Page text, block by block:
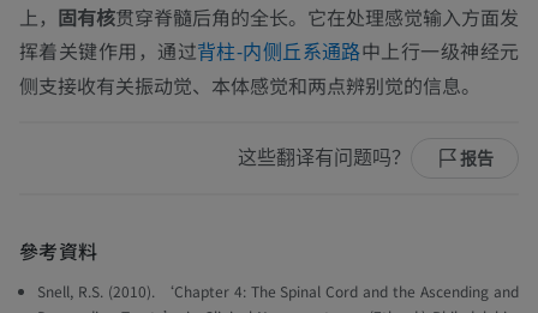
上， 固有核贯穿脊髓后角的全长。它在处理感觉输入方面发
挥着关键作用，通过背柱-内侧丘系通路中上行一级神经元
侧支接收有关振动觉、本体感觉和两点辨别觉的信息。
这些翻译有问题吗？ 报告
參考資料
Snell, R.S. (2010). ‘Chapter 4: The Spinal Cord and the Ascending and